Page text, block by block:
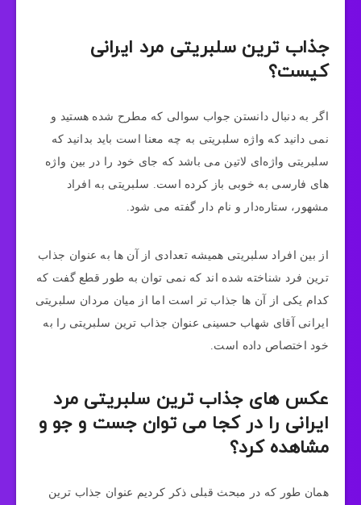
جذاب ترین سلبریتی مرد ایرانی
کیست؟
اگر به دنبال دانستن جواب سوالی که مطرح شده هستید و
نمی دانید که واژه سلبریتی به چه معنا است باید بدانید که
سلبریتی واژه‌ای لاتین می باشد که جای خود را در بین واژه
های فارسی به خوبی باز کرده است. سلبریتی به افراد
مشهور، ستاره‌دار و نام دار گفته می شود.
از بین افراد سلبریتی همیشه تعدادی از آن ها به عنوان جذاب
ترین فرد شناخته شده اند که نمی توان به طور قطع گفت که
کدام یکی از آن ها جذاب تر است اما از میان مردان سلبریتی
ایرانی آقای شهاب حسینی عنوان جذاب ترین سلبریتی را به
خود اختصاص داده است.
عکس های جذاب ترین سلبریتی مرد
ایرانی را در کجا می توان جست و جو و
مشاهده کرد؟
همان طور که در مبحث قبلی ذکر کردیم عنوان جذاب ترین